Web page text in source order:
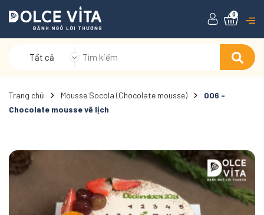
Tất cả
0
Trang chủ Mousse Socola (Chocolate mousse)
006 -
Chocolate mousse vẽ lịch